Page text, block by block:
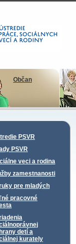
Občan
PSVR
PSVR
veci a rodina
zamestnanosti
pre mladých
pracovné
detí a
kurately